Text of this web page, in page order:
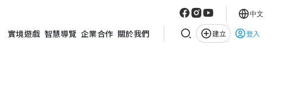
實境遊戲 智慧導覽 企業合作 關於我們 建立 登入
中文